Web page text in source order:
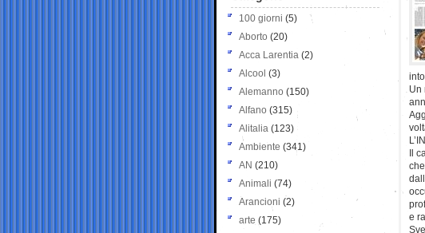
Un
Il
e
100 giorni (5)
Aborto (20)
Acca Larentia (2)
Alcool (3)
Alemanno (150)
Alfano (315)
Alitalia (123)
Ambiente (341)
AN (210)
Animali (74)
Arancioni (2)
arte (175)